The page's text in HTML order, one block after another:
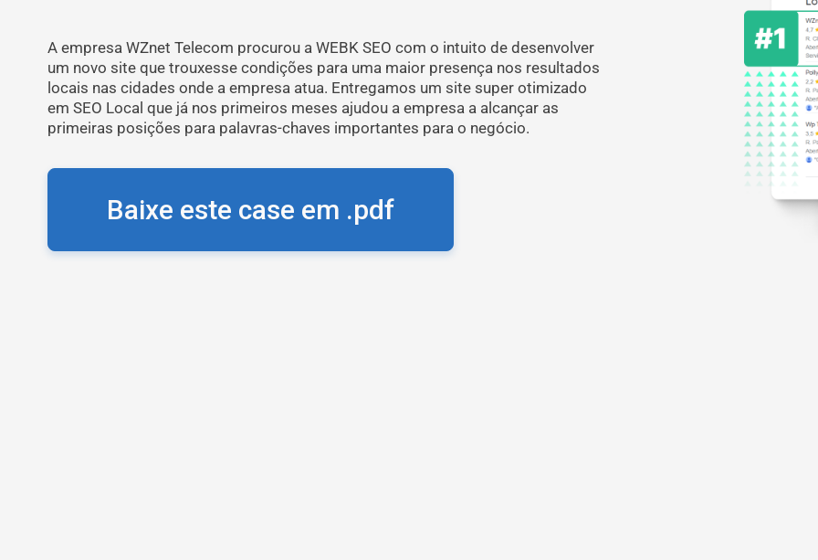
A empresa WZnet Telecom procurou a WEBK SEO com o intuito de desenvolver
um novo site que trouxesse condições para uma maior presença nos resultados
locais nas cidades onde a empresa atua. Entregamos um site super otimizado
em SEO Local que já nos primeiros meses ajudou a empresa a alcançar as
primeiras posições para palavras-chaves importantes para o negócio.
Baixe este case em .pdf